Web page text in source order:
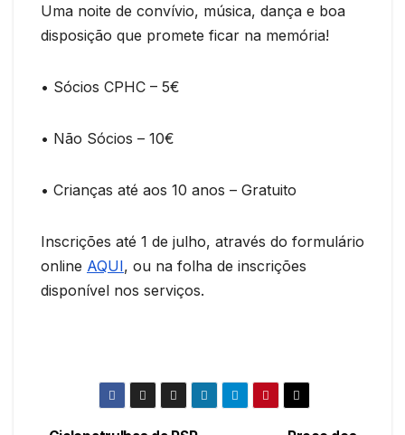
Uma noite de convívio, música, dança e boa
disposição que promete ficar na memória!
• Sócios CPHC – 5€
• Não Sócios – 10€
• Crianças até aos 10 anos – Gratuito
Inscrições até 1 de julho, através do formulário
online AQUI, ou na folha de inscrições
disponível nos serviços.